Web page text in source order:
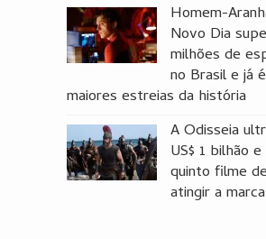
Homem-
Novo Dia
milhões de
no Brasil e já
maiores estreias da história
A Odisseia
US$ 1 bilhão
quinto filme
atingir a